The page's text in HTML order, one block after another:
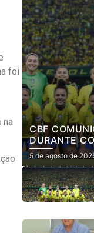
foi
na
CBF
DURANTE
5 de agosto de